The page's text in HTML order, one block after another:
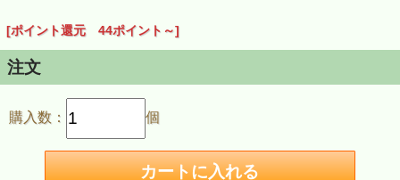
[ポイント還元 44ポイント～]
注文
購入数： 個